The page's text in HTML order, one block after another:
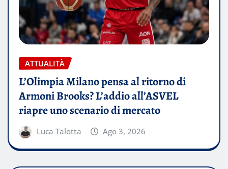
ATTUALITÀ
L’Olimpia Milano pensa al ritorno di
Armoni Brooks? L’addio all’ASVEL
riapre uno scenario di mercato
Luca Talotta Ago 3, 2026